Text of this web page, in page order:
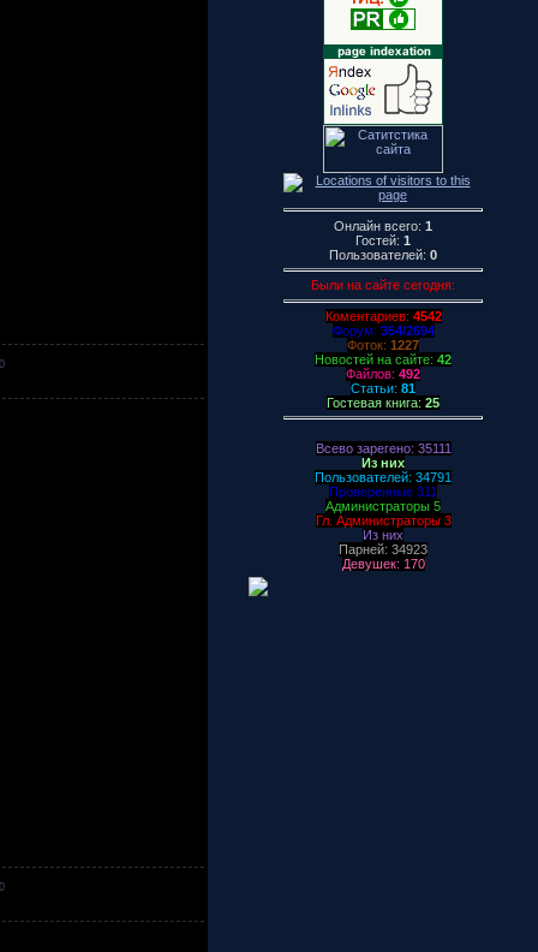
Онлайн всего: 1
Гостей: 1
Пользователей: 0
Были на сайте сегодня:
Коментариев: 4542
Форум: 354/2694
Фоток: 1227
Новостей на сайте: 42
Файлов: 492
Статьи: 81
Гостевая книга: 25
Всево зарегено: 35111
Из них
Пользователей: 34791
Проверенные 311
Администраторы 5
Гл. Администраторы 3
Из них
Парней: 34923
Девушек: 170